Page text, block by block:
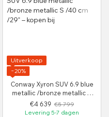
Uitverkoop
−20%
Conway Xyron SUV 6.9 blue
metallic /bronze metallic S
/40 cm /29"
€4 639 €5 799
Levering 5-7 dagen